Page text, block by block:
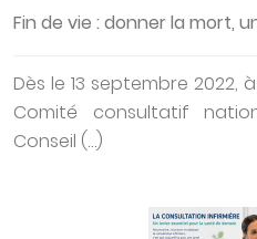
Fin de vie : donner la mort,
Dès le 13 septembre 2022,
Comité consultatif
Conseil (…)